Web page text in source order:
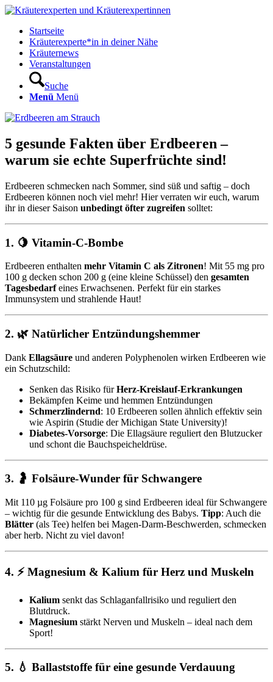
Startseite
Kräuterexperte*in in deiner Nähe
Kräuternews
Veranstaltungen
Suche
Menü Menü
5 gesunde Fakten über Erdbeeren –
warum sie echte Superfrüchte sind!
Erdbeeren schmecken nach Sommer, sind süß und saftig – doch
Erdbeeren können noch viel mehr! Hier verraten wir euch, warum
ihr in dieser Saison unbedingt öfter zugreifen solltet:
1. 🍋 Vitamin-C-Bombe
Erdbeeren enthalten mehr Vitamin C als Zitronen! Mit 55 mg pro
100 g decken schon 200 g (eine kleine Schüssel) den gesamten
Tagesbedarfeines Erwachsenen. Perfekt für ein starkes
Immunsystem und strahlende Haut!
2. 🌿 Natürlicher Entzündungshemmer
Dank Ellagsäure und anderen Polyphenolen wirken Erdbeeren wie
ein Schutzschild:
Senken das Risiko fürHerz-Kreislauf-Erkrankungen
Bekämpfen Keime und hemmen Entzündungen
Schmerzlindernd: 10 Erdbeeren sollen ähnlich effektiv sein
wie Aspirin (Studie der Michigan State University)!
Diabetes-Vorsorge: Die Ellagsäure reguliert den Blutzucker
und schont die Bauchspeicheldrüse.
3. 🤰 Folsäure-Wunder für Schwangere
Mit 110 µg Folsäure pro 100 g sind Erdbeeren ideal für Schwangere
– wichtig für die gesunde Entwicklung des Babys. Tipp: Auch die
Blätter (als Tee) helfen bei Magen-Darm-Beschwerden, schmecken
aber herb. Nicht zu viel davon!
4. ⚡ Magnesium & Kalium für Herz und Muskeln
Kalium senkt das Schlaganfallrisiko und reguliert den
Blutdruck.
Magnesium stärkt Nerven und Muskeln – ideal nach dem
Sport!
5. 💧 Ballaststoffe für eine gesunde Verdauung